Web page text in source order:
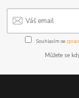
Souhlasím se
Můžete se